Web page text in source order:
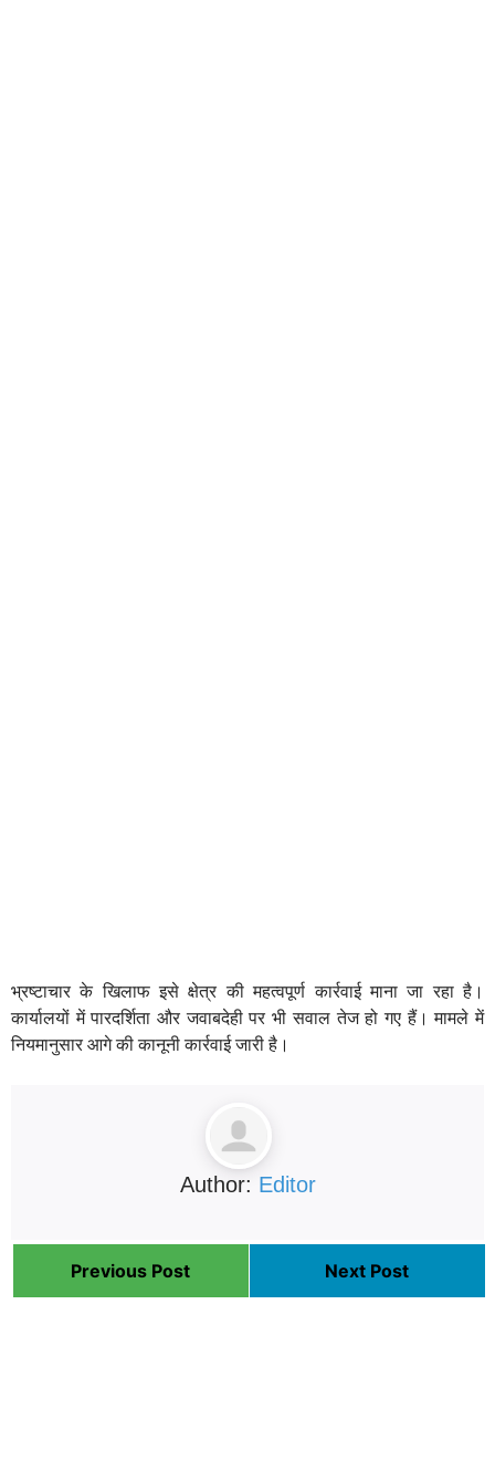
भ्रष्टाचार के खिलाफ इसे क्षेत्र की महत्वपूर्ण कार्रवाई माना जा रहा है।
कार्यालयों में पारदर्शिता और जवाबदेही पर भी सवाल तेज हो गए हैं। मामले में
नियमानुसार आगे की कानूनी कार्रवाई जारी है।
Author: Editor
Previous Post Next Post